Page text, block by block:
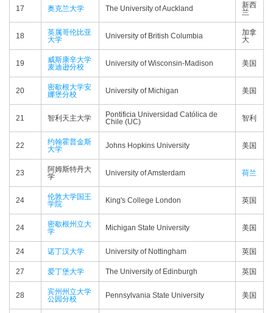
17 奥克兰大学 The University of Auckland
新西
兰
18
英属哥伦比亚
大学
University of British Columbia
加拿
大
19
威斯康辛大学
麦迪逊分校
University of Wisconsin-Madison 美国
20
密歇根大学安
娜堡分校
University of Michigan 美国
21 智利天主大学
Pontificia Universidad Católica de
Chile (UC)
智利
22
约翰霍普金斯
大学
Johns Hopkins University 美国
23
阿姆斯特丹大
学
University of Amsterdam 荷兰
24
伦敦大学国王
学院
King's College London 英国
24
密歇根州立大
学
Michigan State University 美国
24 诺丁汉大学 University of Nottingham 英国
27 爱丁堡大学 The University of Edinburgh 英国
28
宾州州立大学
公园分校
Pennsylvania State University 美国